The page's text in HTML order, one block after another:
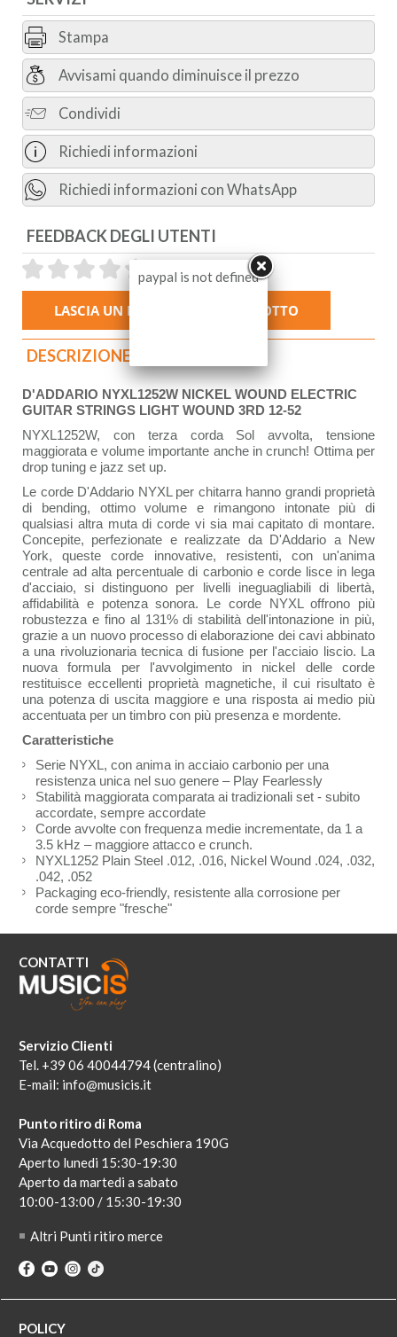
Stampa
Avvisami quando diminuisce il prezzo
Condividi
Richiedi informazioni
Richiedi informazioni con WhatsApp
FEEDBACK DEGLI UTENTI
DESCRIZIONE
D'ADDARIO NYXL1252W NICKEL WOUND ELECTRIC
GUITAR STRINGS LIGHT WOUND 3RD 12-52
NYXL1252W, con terza corda Sol avvolta, tensione
maggiorata e volume importante anche in crunch! Ottima per
drop tuning e jazz set up.
Le corde D'Addario NYXL per chitarra hanno grandi proprietà
di bending, ottimo volume e rimangono intonate più di
qualsiasi altra muta di corde vi sia mai capitato di montare.
Concepite, perfezionate e realizzate da D'Addario a New
York, queste corde innovative, resistenti, con un'anima
centrale ad alta percentuale di carbonio e corde lisce in lega
d'acciaio, si distinguono per livelli ineguagliabili di libertà,
affidabilità e potenza sonora. Le corde NYXL offrono più
robustezza e fino al 131% di stabilità dell'intonazione in più,
grazie a un nuovo processo di elaborazione dei cavi abbinato
a una rivoluzionaria tecnica di fusione per l'acciaio liscio. La
nuova formula per l'avvolgimento in nickel delle corde
restituisce eccellenti proprietà magnetiche, il cui risultato è
una potenza di uscita maggiore e una risposta ai medio più
accentuata per un timbro con più presenza e mordente.
Caratteristiche
Serie NYXL, con anima in acciaio carbonio per una
resistenza unica nel suo genere – Play Fearlessly
Stabilità maggiorata comparata ai tradizionali set - subito
accordate, sempre accordate
Corde avvolte con frequenza medie incrementate, da 1 a
3.5 kHz – maggiore attacco e crunch.
NYXL1252 Plain Steel .012, .016, Nickel Wound .024, .032,
.042, .052
Packaging eco-friendly, resistente alla corrosione per
corde sempre "fresche"
CONTATTI
Servizio Clienti
Tel. +39 06 40044794 (centralino)
E-mail: info@musicis.it
Punto ritiro di Roma
Via Acquedotto del Peschiera 190G
Aperto lunedi 15:30-19:30
Aperto da martedi a sabato
10:00-13:00 / 15:30-19:30
Altri Punti ritiro merce
POLICY
paypal is not defined